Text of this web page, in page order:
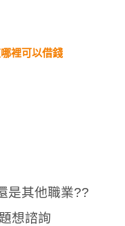
裡可以借錢
是其他職業??
想諮詢